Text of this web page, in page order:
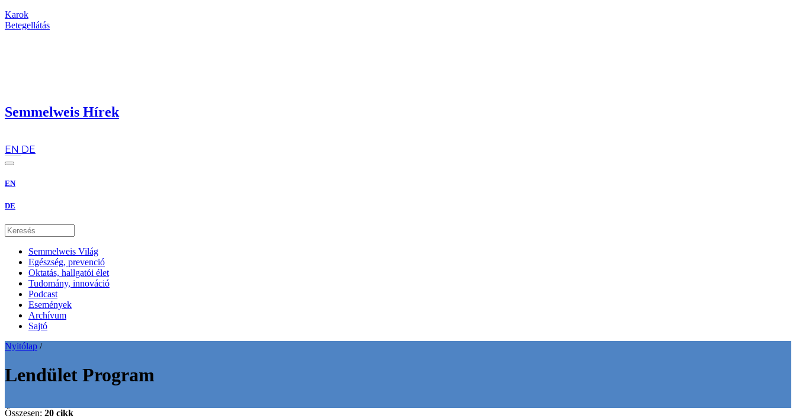
Karok
Betegellátás
Semmelweis Hírek
EN DE
EN
DE
Semmelweis Világ
Egészség, prevenció
Oktatás, hallgatói élet
Tudomány, innováció
Podcast
Események
Archívum
Sajtó
Nyitólap /
Lendület Program
Összesen: 20 cikk